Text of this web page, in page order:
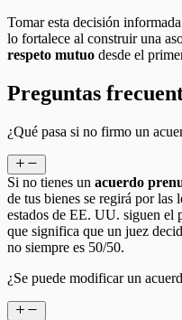
Tomar esta decisión
lo fortalece al construir una
respeto mutuo desde el
Preguntas
¿Qué pasa si no firmo un
Si no tienes un acuerdo
de tus bienes se regirá por las
estados de EE. UU. siguen
que significa que un juez
no siempre es 50/50.
¿Se puede modificar un